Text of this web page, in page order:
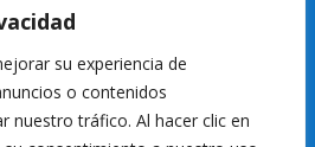
su experiencia de
o contenidos
nuestro tráfico. Al hacer clic en